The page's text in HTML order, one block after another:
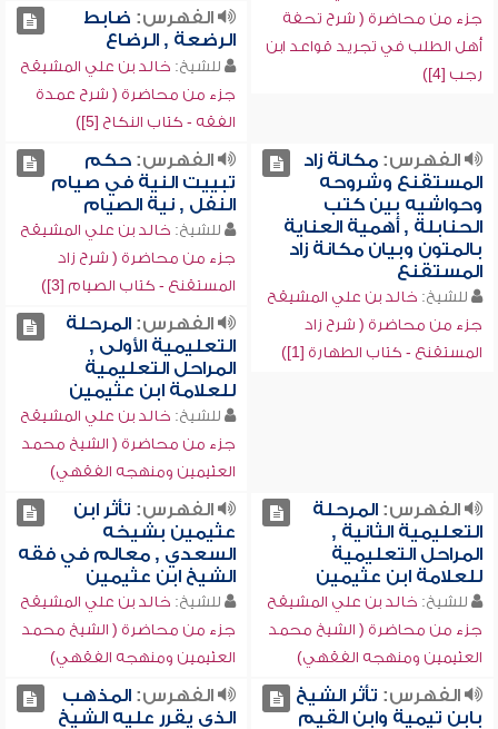
جزء من محاضرة ( شرح تحفة
أهل الطلب في تجريد قواعد ابن
رجب [4])
الفهرس: ضابط
الرضعة , الرضاع
للشيخ: خالد بن علي المشيقح
جزء من محاضرة ( شرح عمدة
الفقه - كتاب النكاح [5])
الفهرس:مكانة زاد
المستقنع وشروحه
وحواشيه بين كتب
الحنابلة , أهمية العناية
بالمتون وبيان مكانة زاد
المستقنع
للشيخ: خالد بن علي المشيقح
جزء من محاضرة ( شرح زاد
المستقنع - كتاب الطهارة [1])
الفهرس:حكم
تبييت النية في صيام
النفل , نية الصيام
للشيخ: خالد بن علي المشيقح
جزء من محاضرة ( شرح زاد
المستقنع - كتاب الصيام [3])
الفهرس:المرحلة
التعليمية الأولى ,
المراحل التعليمية
للعلامة ابن عثيمين
للشيخ: خالد بن علي المشيقح
جزء من محاضرة ( الشيخ محمد
العثيمين ومنهجه الفقهي)
الفهرس:المرحلة
التعليمية الثانية ,
المراحل التعليمية
للعلامة ابن عثيمين
للشيخ: خالد بن علي المشيقح
جزء من محاضرة ( الشيخ محمد
العثيمين ومنهجه الفقهي)
الفهرس: تأثر ابن
عثيمين بشيخه
السعدي , معالم في فقه
الشيخ ابن عثيمين
للشيخ: خالد بن علي المشيقح
جزء من محاضرة ( الشيخ محمد
العثيمين ومنهجه الفقهي)
الفهرس: تأثر الشيخ
بابن تيمية وابن القيم
الفهرس:المذهب
الذي يقرر عليه الشيخ